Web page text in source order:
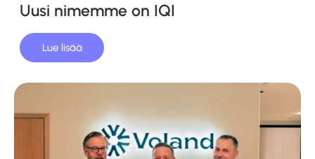
Uusi nimemme on IQI
Lue lisää